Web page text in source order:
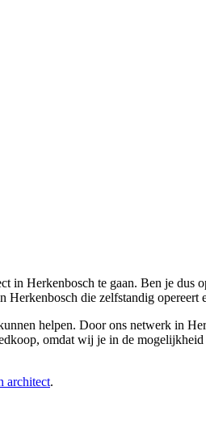
in Herkenbosch te gaan. Ben je
die zelfstandig
helpen. Door ons netwerk in
omdat wij je in de
architect.